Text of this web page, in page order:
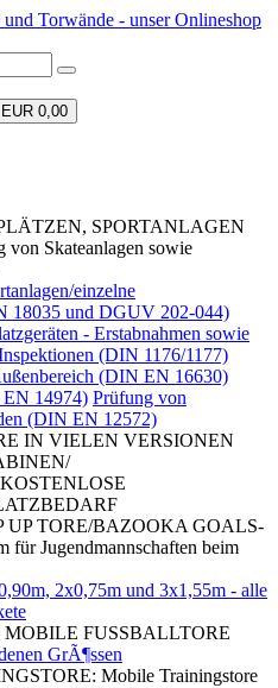
EUR 0,00
SPORTANLAGEN
Skateanlagen sowie
einzelne
18035 und DGUV 202-044)
- Erstabnahmen sowie
(DIN 1176/1177)
(DIN EN 16630)
EN 14974) Prüfung von
(DIN EN 12572)
IN VIELEN VERSIONEN
UP TORE/BAZOOKA GOALS-
für Jugendmannschaften beim
2x0,75m und 3x1,55m - alle
FUSSBALLTORE
GrÃ¶ssen
Mobile Trainingstore